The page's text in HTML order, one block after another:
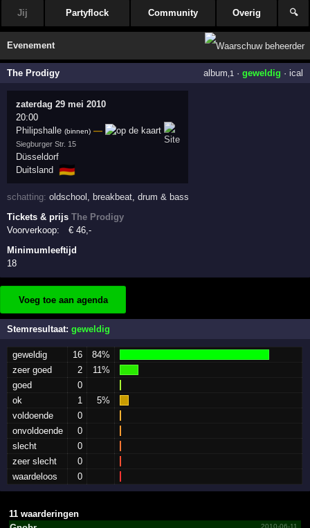
Jij Partyflock Community Overig 🔍
Evenement
The Prodigy album ,1 · geweldig · ical
zaterdag 29 mei 2010
20:00
Philipshalle (binnen) —
Siegburger Str. 15
Düsseldorf
Duitsland 🇩🇪
schatting:oldschool breakbeat ,drum & bass
Tickets & prijsThe Prodigy
Voorverkoop:
€46,-
Minimumleeftijd
18
Voeg toe aan agenda
Stemresultaat:geweldig
geweldig 16
84%
zeer goed
2
11%
goed
0
ok
1
5%
voldoende
0
onvoldoende
0
slecht
0
zeer slecht
0
waardeloos
0
11 waarderingen
2010-06-11